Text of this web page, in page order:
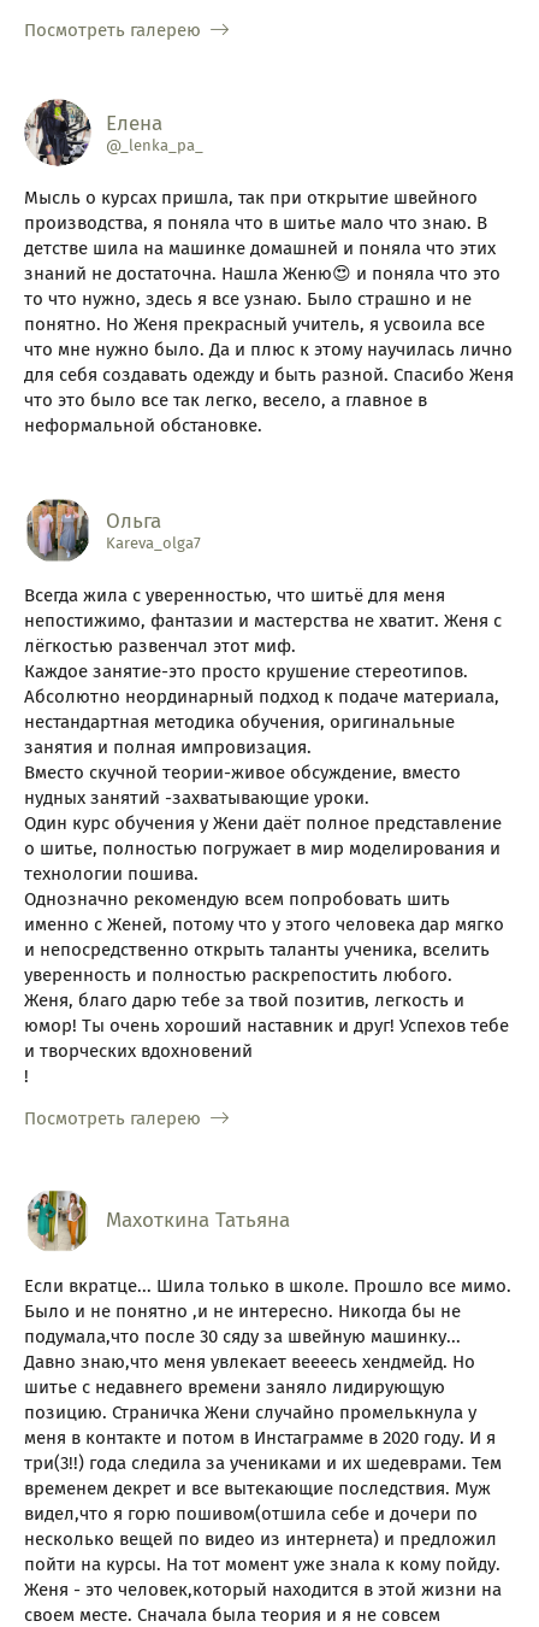
Посмотреть галерею
Елена
@_lenka_pa_
Мысль о курсах пришла, так при открытие швейного
производства, я поняла что в шитье мало что знаю. В
детстве шила на машинке домашней и поняла что этих
знаний не достаточна. Нашла Женю😍 и поняла что это
то что нужно, здесь я все узнаю. Было страшно и не
понятно. Но Женя прекрасный учитель, я усвоила все
что мне нужно было. Да и плюс к этому научилась лично
для себя создавать одежду и быть разной. Спасибо Женя
что это было все так легко, весело, а главное в
неформальной обстановке.
Ольга
Kareva_olga7
Всегда жила с уверенностью, что шитьё для меня
непостижимо, фантазии и мастерства не хватит. Женя с
лёгкостью развенчал этот миф.
Каждое занятие-это просто крушение стереотипов.
Абсолютно неординарный подход к подаче материала,
нестандартная методика обучения, оригинальные
занятия и полная импровизация.
Вместо скучной теории-живое обсуждение, вместо
нудных занятий -захватывающие уроки.
Один курс обучения у Жени даёт полное представление
о шитье, полностью погружает в мир моделирования и
технологии пошива.
Однозначно рекомендую всем попробовать шить
именно с Женей, потому что у этого человека дар мягко
и непосредственно открыть таланты ученика, вселить
уверенность и полностью раскрепостить любого.
Женя, благо дарю тебе за твой позитив, легкость и
юмор! Ты очень хороший наставник и друг! Успехов тебе
и творческих вдохновений
!
Посмотреть галерею
Махоткина Татьяна
Если вкратце... Шила только в школе. Прошло все мимо.
Было и не понятно ,и не интересно. Никогда бы не
подумала,что после 30 сяду за швейную машинку...
Давно знаю,что меня увлекает веееесь хендмейд. Но
шитье с недавнего времени заняло лидирующую
позицию. Страничка Жени случайно промелькнула у
меня в контакте и потом в Инстаграмме в 2020 году. И я
три(3!!) года следила за учениками и их шедеврами. Тем
временем декрет и все вытекающие последствия. Муж
видел,что я горю пошивом(отшила себе и дочери по
несколько вещей по видео из интернета) и предложил
пойти на курсы. На тот момент уже знала к кому пойду.
Женя - это человек,который находится в этой жизни на
своем месте. Сначала была теория и я не совсем